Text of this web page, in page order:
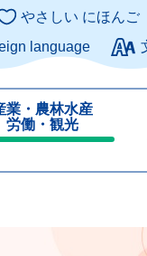
このページ
やさしい にほんご
language
業・農林水産
労働・観光